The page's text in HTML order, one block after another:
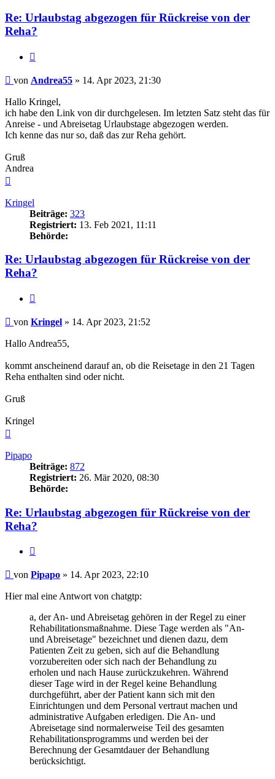
Re: Urlaubstag abgezogen für Rückreise von der
Reha?
Beitrag
von Andrea55 » 14. Apr 2023, 21:30
Hallo Kringel,
ich habe den Link von dir durchgelesen. Im letzten Satz steht das für
Anreise - und Abreisetag Urlaubstage abgezogen werden.
Ich kenne das nur so, daß das zur Reha gehört.
Gruß
Andrea
Kringel
Beiträge: 323
Registriert: 13. Feb 2021, 11:11
Behörde:
Re: Urlaubstag abgezogen für Rückreise von der
Reha?
Beitrag
von Kringel » 14. Apr 2023, 21:52
Hallo Andrea55,
kommt anscheinend darauf an, ob die Reisetage in den 21 Tagen
Reha enthalten sind oder nicht.
Gruß
Kringel
Pipapo
Beiträge: 872
Registriert: 26. Mär 2020, 08:30
Behörde:
Re: Urlaubstag abgezogen für Rückreise von der
Reha?
Beitrag
von Pipapo » 14. Apr 2023, 22:10
Hier mal eine Antwort von chatgtp:
a, der An- und Abreisetag gehören in der Regel zu einer
Rehabilitationsmaßnahme. Diese Tage werden als "An-
und Abreisetage" bezeichnet und dienen dazu, dem
Patienten Zeit zu geben, sich auf die Behandlung
vorzubereiten oder sich nach der Behandlung zu
erholen und nach Hause zurückzukehren. Während
dieser Tage wird in der Regel keine Behandlung
durchgeführt, aber der Patient kann sich mit den
Einrichtungen und dem Personal vertraut machen und
administrative Aufgaben erledigen. Die An- und
Abreisetage sind normalerweise Teil des gesamten
Rehabilitationsprogramms und werden bei der
Berechnung der Gesamtdauer der Behandlung
berücksichtigt.